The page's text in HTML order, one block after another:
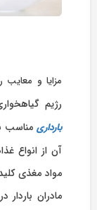
مزایا و
رژیم
بارداری مناسب
آن از انواع
مواد مغذی
مادران